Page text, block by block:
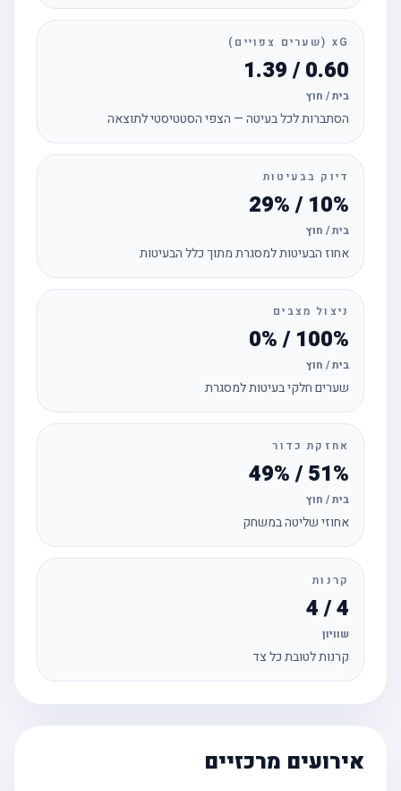
xG (שערים צפויים)
0.60 / 1.39
בית / חוץ
הסתברות לכל בעיטה — הצפי הסטטיסטי לתוצאה
דיוק בבעיטות
10% / 29%
בית / חוץ
אחוז הבעיטות למסגרת מתוך כלל הבעיטות
ניצול מצבים
100% / 0%
בית / חוץ
שערים חלקי בעיטות למסגרת
אחזקת כדור
51% / 49%
בית / חוץ
אחוזי שליטה במשחק
קרנות
שוויון
קרנות לטובת כל צד
אירועים מרכזיים